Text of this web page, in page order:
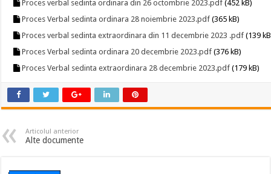
Proces verbal sedinta ordinara din 26 octombrie 2023.pdf (452 kB)
Proces Verbal sedinta ordinara 28 noiembrie 2023.pdf (365 kB)
Proces verbal sedinta extraordinara din 11 decembrie 2023 .pdf (139
Proces Verbal sedinta ordinara 20 decembrie 2023.pdf (376 kB)
Proces Verbal sedinta extraordinara 28 decembrie 2023.pdf (179 kB)
Articolul anterior
Alte documente